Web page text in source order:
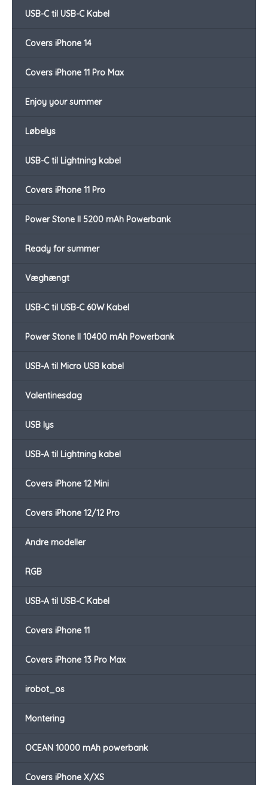
USB-C til USB-C Kabel
Covers iPhone 14
Covers iPhone 11 Pro Max
Enjoy your summer
Løbelys
USB-C til Lightning kabel
Covers iPhone 11 Pro
Power Stone II 5200 mAh Powerbank
Ready for summer
Væghængt
USB-C til USB-C 60W Kabel
Power Stone II 10400 mAh Powerbank
USB-A til Micro USB kabel
Valentinesdag
USB lys
USB-A til Lightning kabel
Covers iPhone 12 Mini
Covers iPhone 12/12 Pro
Andre modeller
RGB
USB-A til USB-C Kabel
Covers iPhone 11
Covers iPhone 13 Pro Max
irobot_os
Montering
OCEAN 10000 mAh powerbank
Covers iPhone X/XS